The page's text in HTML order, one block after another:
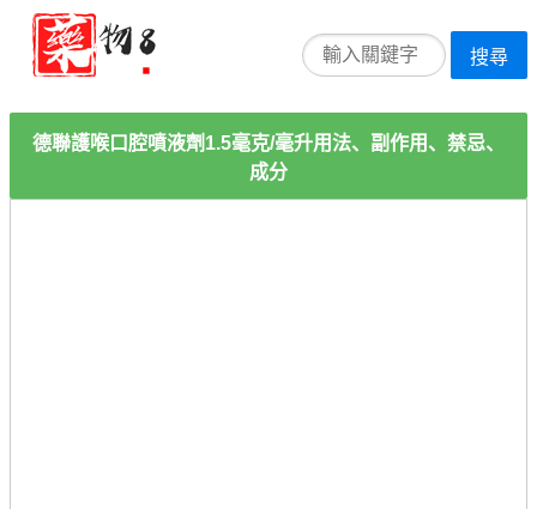
搜尋
德聯護喉口腔噴液劑1.5毫克/毫升用法、副作用、禁忌、
成分